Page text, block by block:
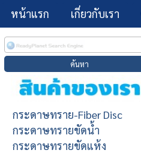
หน้าแรก เกี่ยวกับเรา
กระดาษทราย-Fiber Disc
กระดาษทรายขัดน้ำ
กระดาษทรายขัดแห้ง